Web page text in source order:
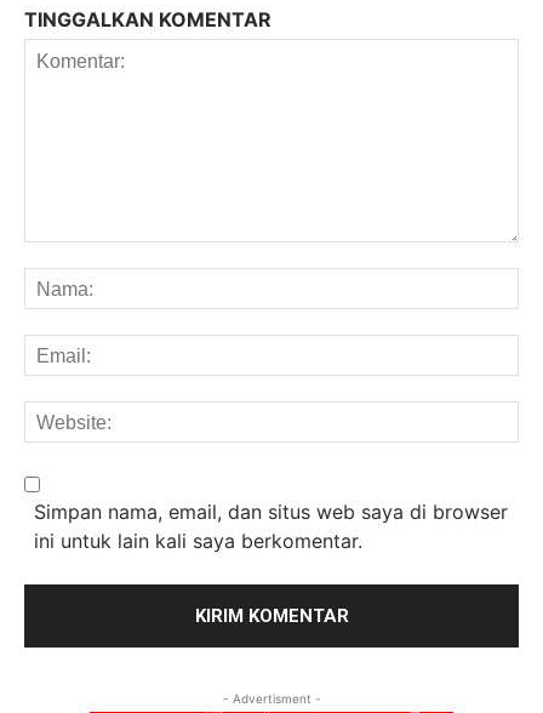
TINGGALKAN KOMENTAR
Simpan nama, email, dan situs web saya di browser
ini untuk lain kali saya berkomentar.
- Advertisment -